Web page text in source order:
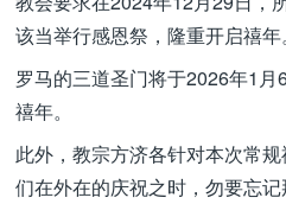
该当举行感恩祭，隆重开启禧年。
罗马的三道圣门将于2026年1
禧年。
此外，教宗方济各针对本次常
们在外在的庆祝之时，勿要忘